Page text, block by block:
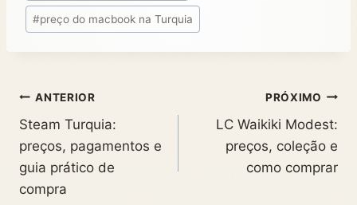
#preço do macbook na Turquia
ANTERIOR
Steam Turquia:
preços, pagamentos e
guia prático de
compra
PRÓXIMO
LC Waikiki Modest:
preços, coleção e
como comprar